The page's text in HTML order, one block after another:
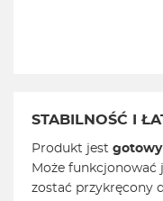
STABILNOŚĆ I
Produkt jest
Może funkcjonować
zostać przykręcony